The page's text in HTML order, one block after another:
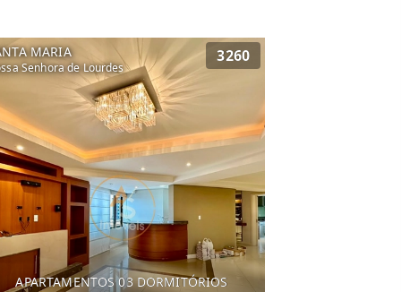
MARIA
Senhora de Lourdes
3260
APARTAMENTOS 03 DORMITÓRIOS